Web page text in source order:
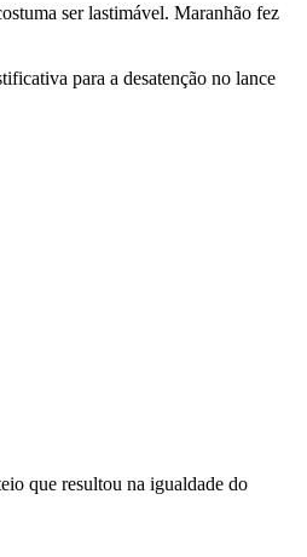
ser lastimável. Maranhão fez
para a desatenção no lance
que resultou na igualdade do